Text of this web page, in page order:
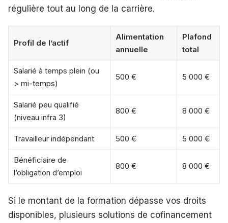
régulière tout au long de la carrière.
Profil de l’actif
Alimentation
annuelle
Plafond
total
Salarié à temps plein (ou
> mi-temps)
500 € 5 000 €
Salarié peu qualifié
(niveau infra 3)
800 € 8 000 €
Travailleur indépendant 500 € 5 000 €
Bénéficiaire de
l’obligation d’emploi
800 € 8 000 €
Si le montant de la formation dépasse vos droits
disponibles, plusieurs solutions de cofinancement